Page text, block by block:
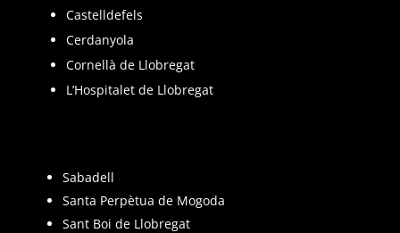
Castelldefels
Cerdanyola
Cornellà de Llobregat
L’Hospitalet de Llobregat
Sabadell
Santa Perpètua de Mogoda
Sant Boi de Llobregat